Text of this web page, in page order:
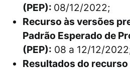
(PEP): 08/12/2022;
Recurso às versões
Padrão Esperado de
(PEP): 08 a 12/12/
Resultados do recurso